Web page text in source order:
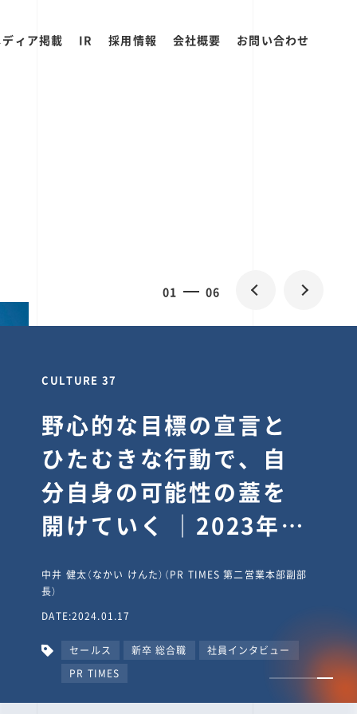
ィア掲載 IR 採用情報 会社概要 お問い合わせ
01 06
CULTURE 37
野心的な目標の宣言と
ひたむきな行動で、自
分自身の可能性の蓋を
開けていく ｜2023年度
タビュー #PR
TIMESな人たち
中井 健太（なかい けんた）（PR TIMES 第二営業本部副部
長）
DATE:2024.01.17
セールス 新卒 総合職
社員インタビュー
PR TIMES